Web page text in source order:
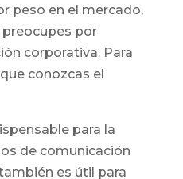
peso en el mercado,
por
corporativa. Para
conozcas el
para la
de comunicación
es útil para